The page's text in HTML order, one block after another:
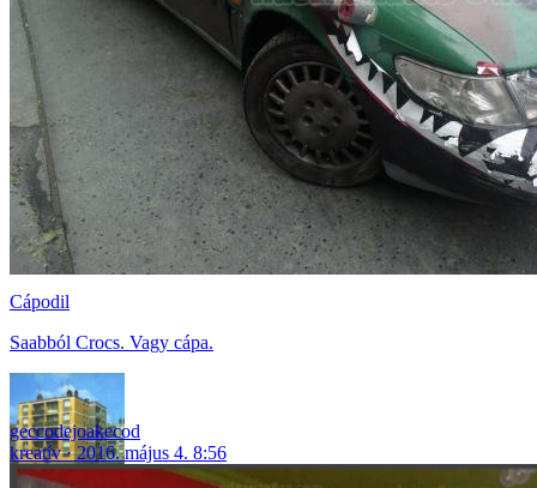
Cápodil
Saabból Crocs. Vagy cápa.
geccodejoakecod
kreatív
2016. május 4. 8:56